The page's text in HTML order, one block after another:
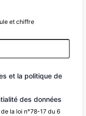
et chiffre
et la politique de
des données
la loi n°78-17 du 6